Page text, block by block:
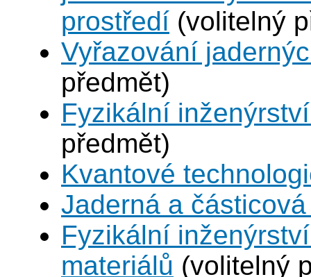
prostředí (volitelný
Vyřazování
předmět)
Fyzikální
předmět)
Kvantové
Jaderná a
Fyzikální
materiálů (volitelný